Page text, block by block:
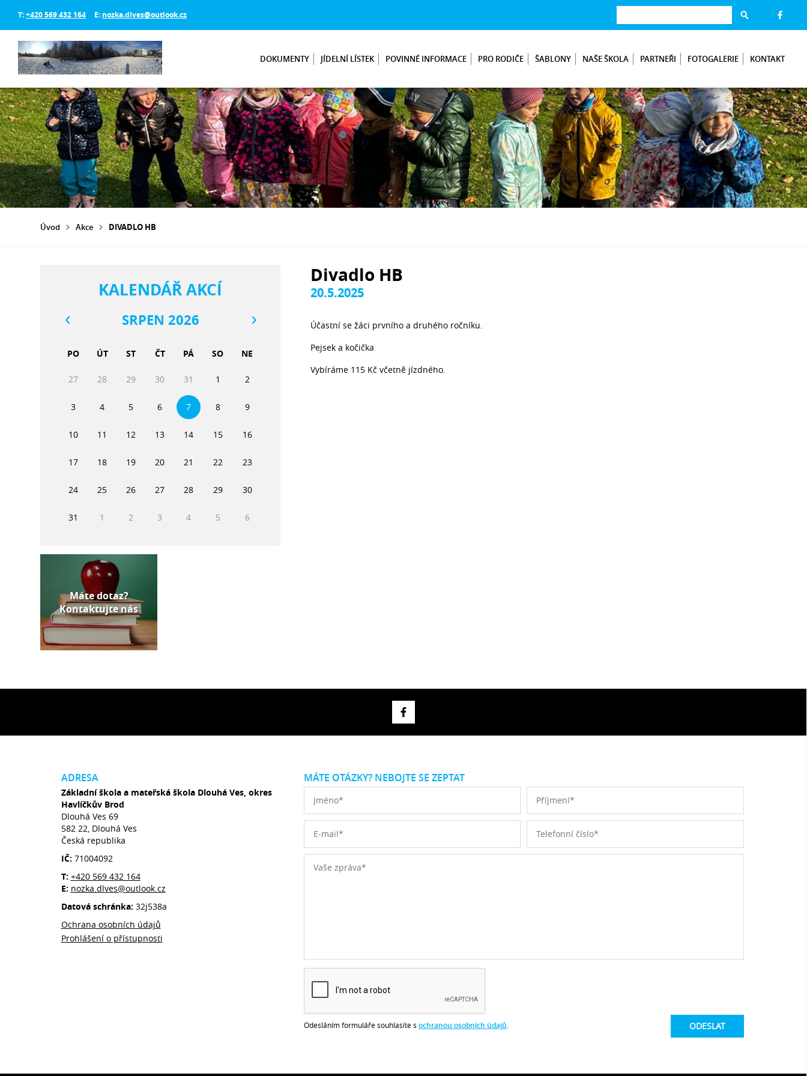
T:+420 569 432 164 E: nozka.dlves@outlook.cz
DOKUMENTY JÍDELNÍ LÍSTEK POVINNÉ INFORMACE PRO RODIČE ŠABLONY NAŠE ŠKOLA PARTNEŘI FOTOGALERIE KONTAKT
Úvod Akce DIVADLO HB
Divadlo HB
20.5.2025
Účastní se žáci prvního a druhého ročníku.
Pejsek a kočička
Vybíráme 115 Kč včetně jízdného.
KALENDÁŘ AKCÍ
SRPEN 2026
PO ÚT ST ČT PÁ SO NE
27 28 29 30 31 1 2
3 4 5 6 7 8 9
10 11 12 13 14 15 16
17 18 19 20 21 22 23
24 25 26 27 28 29 30
31 1 2 3 4 5 6
Máte dotaz?
Kontaktujte nás
ADRESA
Základní škola a mateřská škola Dlouhá Ves, okres
Havlíčkův Brod
Dlouhá Ves 69
582 22, Dlouhá Ves
Česká republika
IČ: 71004092
T: +420 569 432 164
E: nozka.dlves@outlook.cz
Datová schránka: 32j538a
Ochrana osobních údajů
Prohlášení o přístupnosti
MÁTE OTÁZKY? NEBOJTE SE ZEPTAT
Odesláním formuláře souhlasíte s ochranou osobních údajů